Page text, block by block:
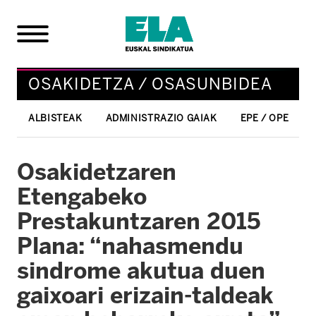
OSAKIDETZA / OSASUNBIDEA
ALBISTEAK ADMINISTRAZIO GAIAK EPE / OPE
Osakidetzaren
Etengabeko
Prestakuntzaren 2015
Plana: “nahasmendu
sindrome akutua duen
gaixoari erizain-taldeak